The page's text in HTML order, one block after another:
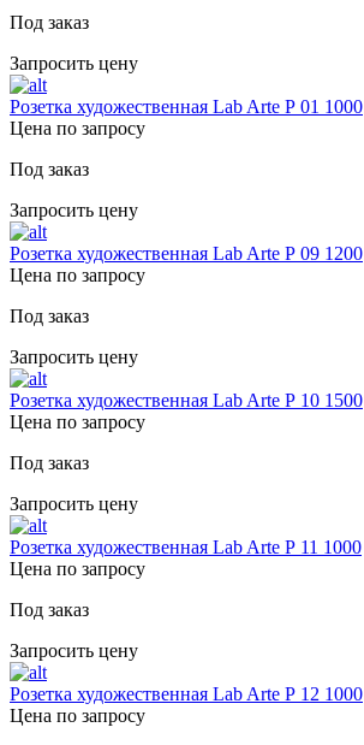
Под заказ
Запросить цену
Розетка художественная Lab Arte Р 01 1000
Цена по запросу
Под заказ
Запросить цену
Розетка художественная Lab Arte Р 09 1200
Цена по запросу
Под заказ
Запросить цену
Розетка художественная Lab Arte Р 10 1500
Цена по запросу
Под заказ
Запросить цену
Розетка художественная Lab Arte Р 11 1000
Цена по запросу
Под заказ
Запросить цену
Розетка художественная Lab Arte Р 12 1000
Цена по запросу